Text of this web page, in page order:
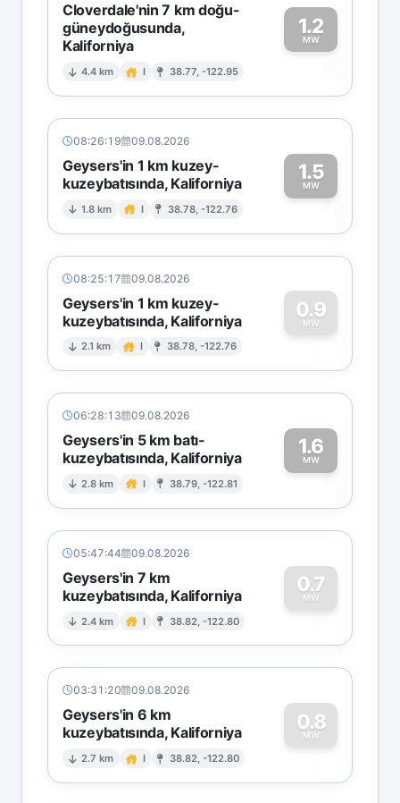
Cloverdale'nin 7 km doğu-
güneydoğusunda,
Kaliforniya
4.4 km I 38.77, -122.95
1.2
MW
1
08:26:19 09.08.2026
Geysers'in 1 km kuzey-
kuzeybatısında, Kaliforniya
1.8 km I 38.78, -122.76
1.5
MW1
08:25:17 09.08.2026
Geysers'in 1 km kuzey-
kuzeybatısında, Kaliforniya
2.1 km I 38.78, -122.76
0.9
MW
0
06:28:13 09.08.2026
Geysers'in 5 km batı-
kuzeybatısında, Kaliforniya
2.8 km I 38.79, -122.81
1.6
MW1
05:47:44 09.08.2026
Geysers'in 7 km
kuzeybatısında, Kaliforniya
2.4 km I 38.82, -122.80
0.7
MW
0
03:31:20 09.08.2026
Geysers'in 6 km
kuzeybatısında, Kaliforniya
2.7 km I 38.82, -122.80
0.8
MW
0